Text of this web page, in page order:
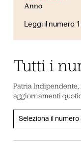
Anno
Leggi il numero
Tutti i
Patria Indipendente,
aggiornamenti